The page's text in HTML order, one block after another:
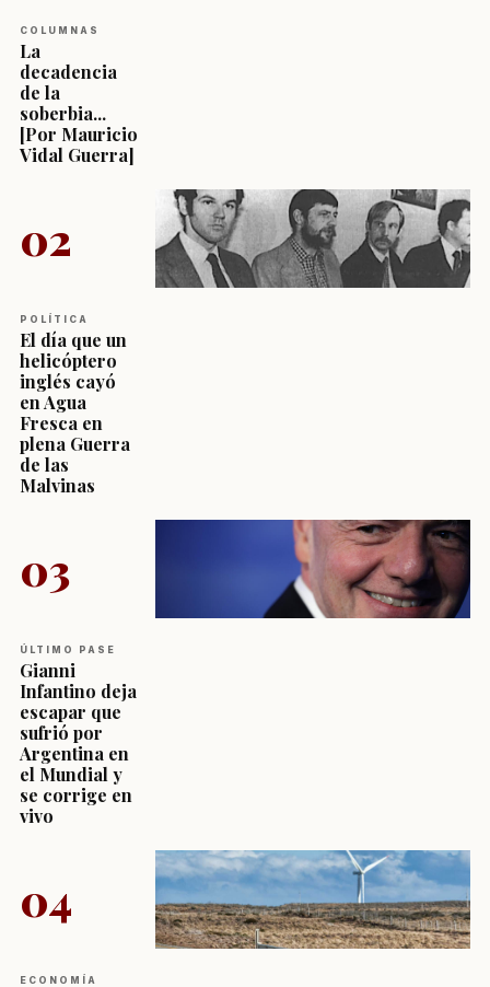
COLUMNAS
La
decadencia
de la
soberbia...
[Por Mauricio
Vidal Guerra]
02
POLÍTICA
El día que un
helicóptero
inglés cayó
en Agua
Fresca en
plena Guerra
de las
Malvinas
03
ÚLTIMO PASE
Gianni
Infantino deja
escapar que
sufrió por
Argentina en
el Mundial y
se corrige en
vivo
04
ECONOMÍA